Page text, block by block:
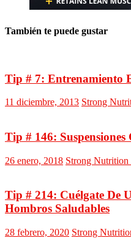
También te puede gustar
Tip # 7: Entrenamiento
11 diciembre, 2013 Strong
Tip # 146:
26 enero, 2018 Strong Nutrition
Tip # 214: Cuélgate De
Hombros Saludables
28 febrero, 2020 Strong